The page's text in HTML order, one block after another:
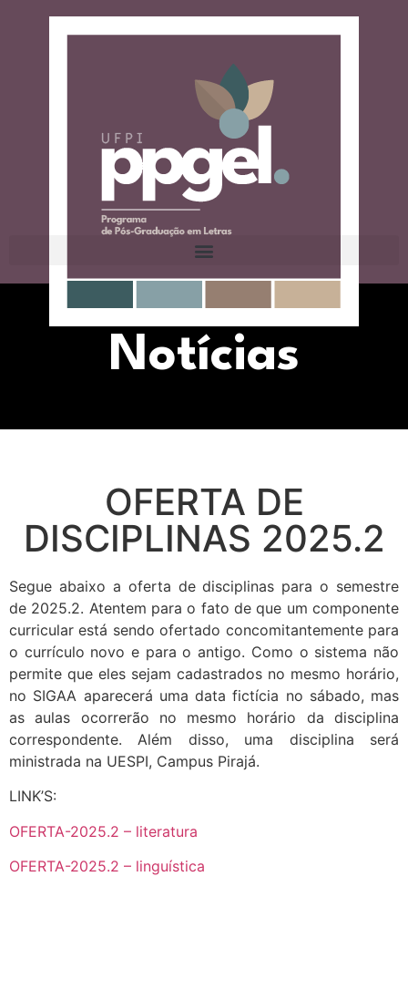
Notícias
OFERTA DE
DISCIPLINAS 2025.2
Segue abaixo a oferta de disciplinas para o semestre
de 2025.2. Atentem para o fato de que um componente
curricular está sendo ofertado concomitantemente para
o currículo novo e para o antigo. Como o sistema não
permite que eles sejam cadastrados no mesmo horário,
no SIGAA aparecerá uma data fictícia no sábado, mas
as aulas ocorrerão no mesmo horário da disciplina
correspondente. Além disso, uma disciplina será
ministrada na UESPI, Campus Pirajá.
LINK’S:
OFERTA-2025.2 – literatura
OFERTA-2025.2 – linguística